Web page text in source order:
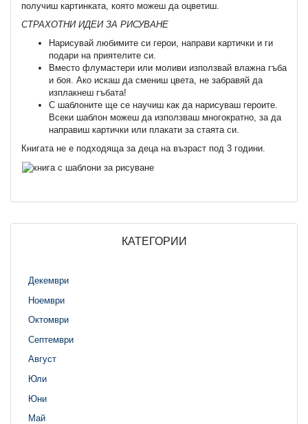
получиш картинката, която можеш да оцветиш.
СТРАХОТНИ ИДЕИ ЗА РИСУВАНЕ
Нарисувай любимите си герои, направи картички и ги
подари на приятелите си.
Вместо флумастери или моливи използвай влажна гъба
и боя. Ако искаш да смениш цвета, не забравяй да
изплакнеш гъбата!
С шаблоните ще се научиш как да нарисуваш героите.
Всеки шаблон можеш да използваш многократно, за да
направиш картички или плакати за стаята си.
Книгата не е подходяща за деца на възраст под 3 години.
КАТЕГОРИИ
Декември
Ноември
Октомври
Септември
Август
Юли
Юни
Май